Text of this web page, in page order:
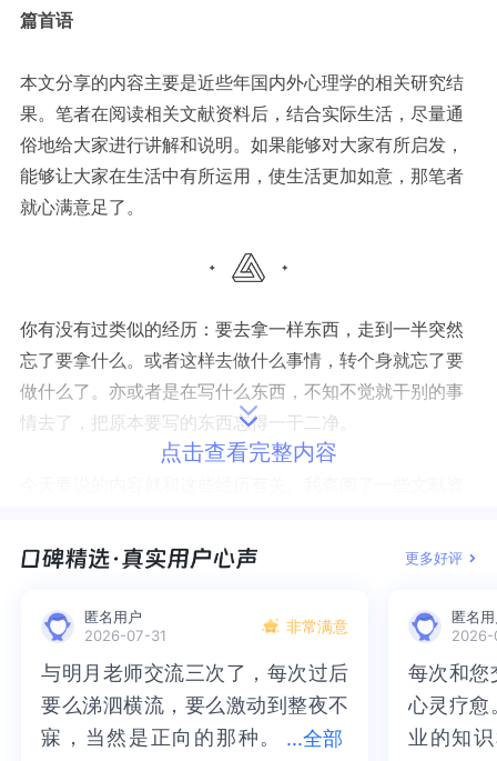
篇首语
本文分享的内容主要是近些年国内外心理学的相关研究结
果。笔者在阅读相关文献资料后，结合实际生活，尽量通
俗地给大家进行讲解和说明。如果能够对大家有所启发，
能够让大家在生活中有所运用，使生活更加如意，那笔者
就心满意足了。
你有没有过类似的经历：要去拿一样东西，走到一半突然
忘了要拿什么。或者这样去做什么事情，转个身就忘了要
做什么了。亦或者是在写什么东西，不知不觉就干别的事
情去了，把原本要写的东西忘得一干二净。
与“无聊”息息相关。总的来说就是，经常感到无聊的人，更
减少这种情况的发生。具体的咱们慢慢说。
在详细介绍之前呢，有几个概念需要先说清楚。（别担
心，很好理解的。）
点击查看完整内容
更多好评
匿名用户
2026-07-31
非常满意
...全部
与明月老师交流三次了，每次过后
要么涕泗横流，要么激动到整夜不
寐，当然是正向的那种。
与明月老师交流三次了，每次过后
要么涕泗横流，要么激动到整夜不
寐，当然是正向的那种。二十多年
匿名
2026-
每次和您
心灵疗愈
业的知
每次和您
心灵疗愈
业的知识